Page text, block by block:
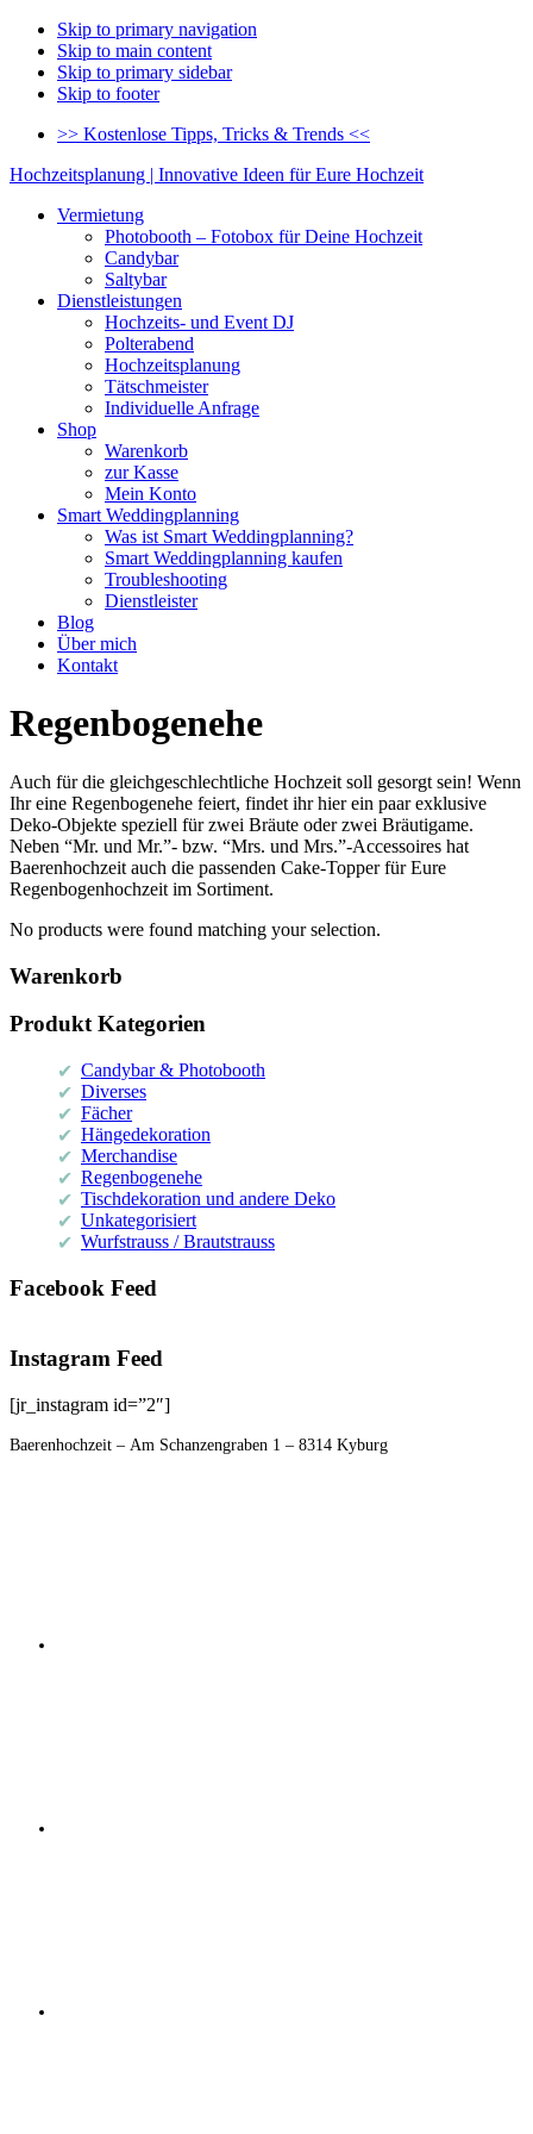
Skip to primary navigation
Skip to main content
Skip to primary sidebar
Skip to footer
>> Kostenlose Tipps, Tricks & Trends <<
Hochzeitsplanung | Innovative Ideen für Eure Hochzeit
Vermietung
Photobooth – Fotobox für Deine Hochzeit
Candybar
Saltybar
Dienstleistungen
Hochzeits- und Event DJ
Polterabend
Hochzeitsplanung
Tätschmeister
Individuelle Anfrage
Shop
Warenkorb
zur Kasse
Mein Konto
Smart Weddingplanning
Was ist Smart Weddingplanning?
Smart Weddingplanning kaufen
Troubleshooting
Dienstleister
Blog
Über mich
Kontakt
Regenbogenehe
Auch für die gleichgeschlechtliche Hochzeit soll gesorgt sein! Wenn
Ihr eine Regenbogenehe feiert, findet ihr hier ein paar exklusive
Deko-Objekte speziell für zwei Bräute oder zwei Bräutigame.
Neben “Mr. und Mr.”- bzw. “Mrs. und Mrs.”-Accessoires hat
Baerenhochzeit auch die passenden Cake-Topper für Eure
Regenbogenhochzeit im Sortiment.
No products were found matching your selection.
Primary
Sidebar
Warenkorb
Produkt Kategorien
Candybar & Photobooth
Diverses
Fächer
Hängedekoration
Merchandise
Regenbogenehe
Tischdekoration und andere Deko
Unkategorisiert
Wurfstrauss / Brautstrauss
Facebook Feed
Instagram Feed
[jr_instagram id=”2″]
Footer
Baerenhochzeit – Am Schanzengraben 1 – 8314 Kyburg